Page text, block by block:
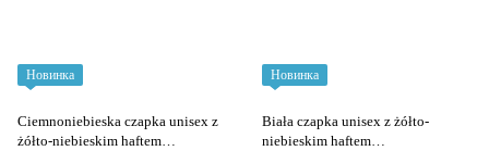
Новинка
Ciemnoniebieska czapka unisex z
żółto-niebieskim haftem
Новинка
Biała czapka unisex z żółto-
niebieskim haftem